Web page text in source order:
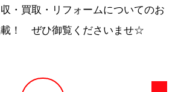
買取・リフォームについてのお
載！ ぜひ御覧くださいませ☆